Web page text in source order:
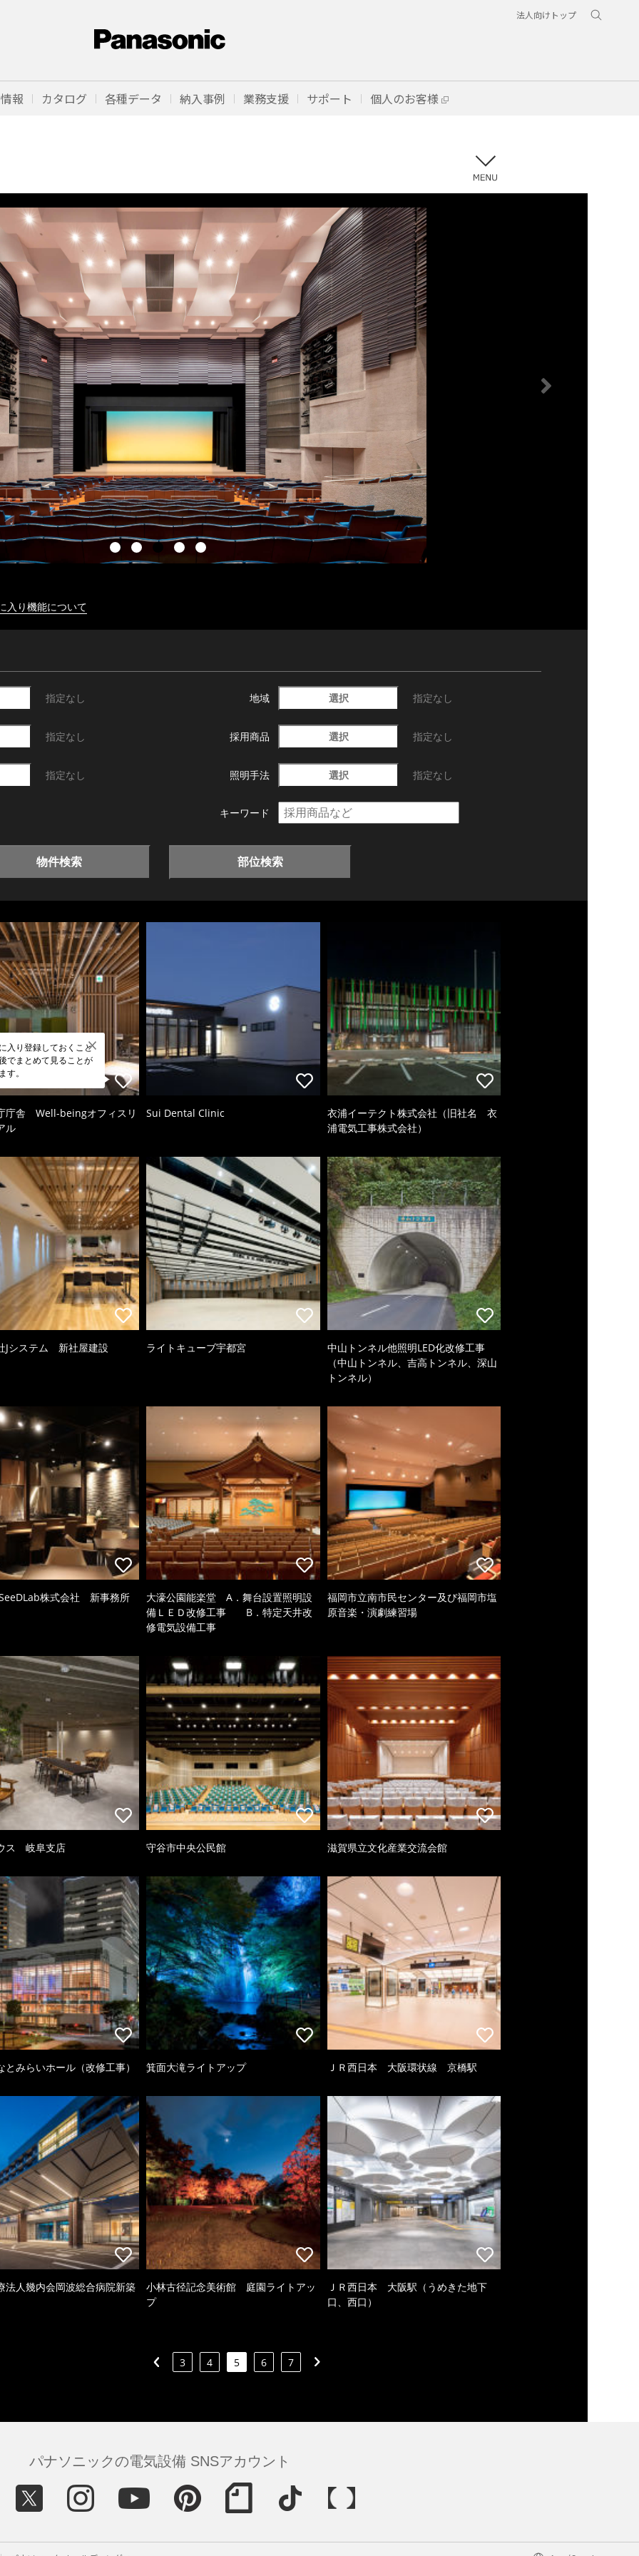
法人向けトップ
報 カタログ 各種データ 納入事例 業務支援 サポート 個人のお客様
入り機能について
指定なし 地域 選択 指定なし
指定なし 採用商品 選択 指定なし
指定なし 照明手法 選択 指定なし
キーワード
物件検索 部位検索
入り登録しておくこと
でまとめて見ることが
す。
庁舎 Well-beingオフィスリ
ル
Sui Dental Clinic
衣浦イーテクト株式会社（旧社名 衣
浦電気工事株式会社）
Jシステム 新社屋建設 ライトキューブ宇都宮
中山トンネル他照明LED化改修工事
（中山トンネル、吉高トンネル、深山
トンネル）
株式会社 新事務所
大濠公園能楽堂 A．舞台設置照明設
備ＬＥＤ改修工事 B．特定天井改
修電気設備工事
福岡市立南市民センター及び福岡市塩
原音楽・演劇練習場
ス 岐阜支店 守谷市中央公民館 滋賀県立文化産業交流会館
とみらいホール（改修工事） 箕面大滝ライトアップ ＪＲ西日本 大阪環状線 京橋駅
法人幾内会岡波総合病院新築
小林古径記念美術館 庭園ライトアッ
プ
ＪＲ西日本 大阪駅（うめきた地下
口、西口）
3 4 5 6 7
パナソニックの電気設備 SNSアカウント